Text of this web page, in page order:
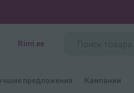
Rimi.ee
предложения Кампании